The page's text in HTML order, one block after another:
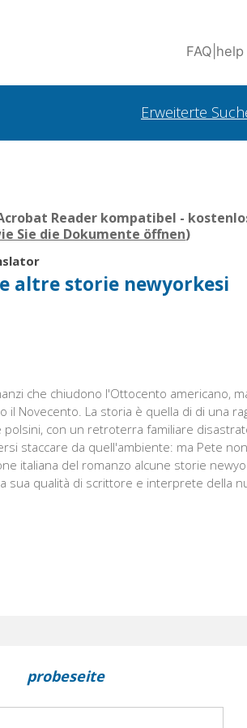
FAQ help
Erweiterte
Reader kompatibel -
Sie die Dokumente öffnen)
altre storie newyorkesi
che chiudono l'Ottocento americano,
Novecento. La storia è quella di di una
con un retroterra familiare
staccare da quell'ambiente: ma Pete
italiana del romanzo alcune storie
sua qualità di scrittore e interprete della
probeseite